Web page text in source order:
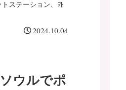
ステーション、캐
2024.10.04
ウルでポ